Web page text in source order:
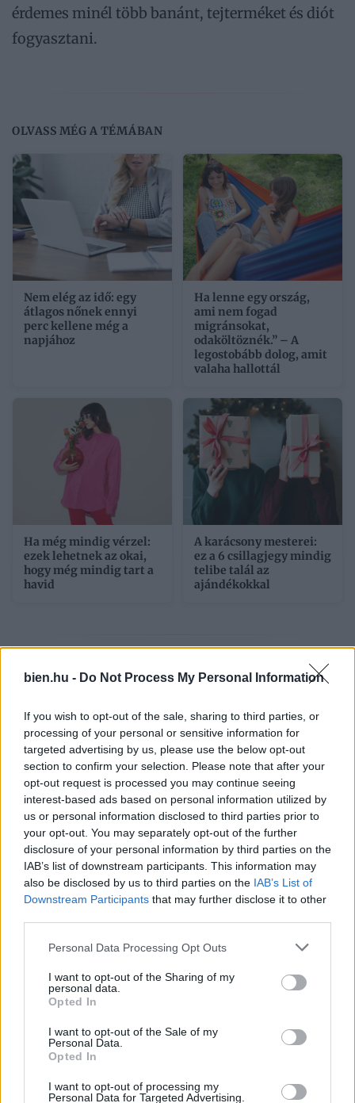
bien.hu - Do Not Process My Personal Information
If you wish to opt-out of the sale, sharing to third parties, or
processing of your personal or sensitive information for
targeted advertising by us, please use the below opt-out
section to confirm your selection. Please note that after your
opt-out request is processed you may continue seeing
interest-based ads based on personal information utilized by
us or personal information disclosed to third parties prior to
your opt-out. You may separately opt-out of the further
disclosure of your personal information by third parties on the
IAB’s list of downstream participants. This information may
also be disclosed by us to third parties on the IAB’s List of
Downstream Participants that may further disclose it to other
Please note that this website/app uses one or more Google
not limited to your visit or usage behaviour. You may click to
grant or deny consent to Google and its third-party tags to
use your data for below specified purposes in below Google
consent section.
Personal Data Processing Opt Outs
I want to opt-out of the Sharing of my
personal data.
Opted In
I want to opt-out of the Sale of my
Personal Data.
Opted In
I want to opt-out of processing my
Personal Data for Targeted Advertising.
érdemes minél több banánt, tejterméket és diót
fogyasztani.
OLVASS MÉG A TÉMÁBAN
Nem elég az idő: egy
átlagos nőnek ennyi
perc kellene még a
napjához
Ha lenne egy ország,
ami nem fogad
migránsokat,
odaköltöznék.” – A
legostobább dolog, amit
valaha hallottál
Ha még mindig vérzel:
ezek lehetnek az okai,
hogy még mindig tart a
havid
A karácsony mesterei:
ez a 6 csillagjegy mindig
telibe talál az
ajándékokkal
3/6Húst hússal